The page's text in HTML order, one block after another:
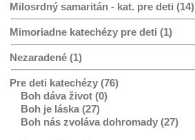
Milosrdný samaritán - kat. pre deti (14)
Mimoriadne katechézy pre deti (1)
Nezaradené (1)
Pre deti katechézy (76)
Boh dáva život (0)
Boh je láska (27)
Boh nás zvoláva dohromady (27)